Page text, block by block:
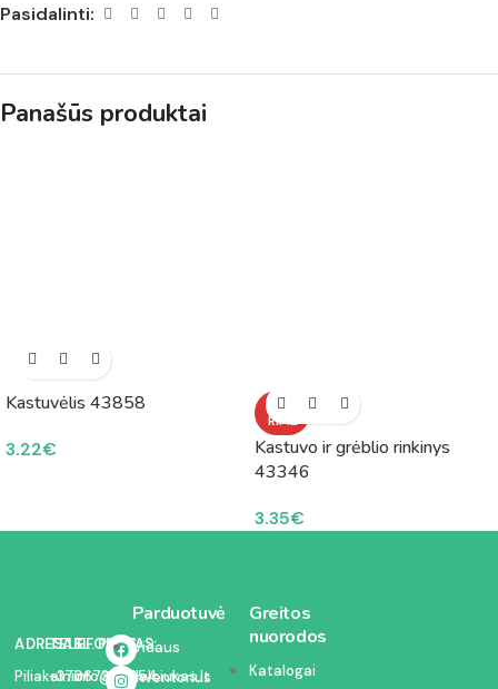
Pasidalinti:
Panašūs produktai
Kastuvėlis 43858
3.22€
NETU
RIME
Kastuvo ir grėblio rinkinys
43346
3.35€
ADRESAS:
Piliakalnio
TELEFONAS:
+37067350054
EL. PAŠTAS:
info@kodelciukas.lt
Parduotuvė
Vidaus
inventorius
Greitos
nuorodos
Katalogai